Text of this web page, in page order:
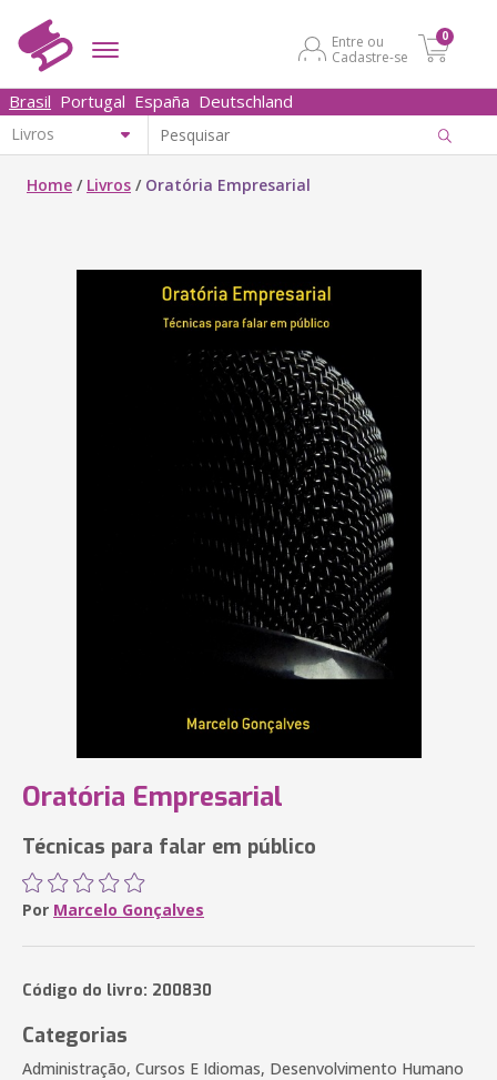
Entre ou
Cadastre-se
0
Brasil Portugal España Deutschland
Home / Livros / Oratória Empresarial
Oratória Empresarial
Técnicas para falar em público
Por Marcelo Gonçalves
Código do livro: 200830
Categorias
Administração, Cursos E Idiomas, Desenvolvimento Humano